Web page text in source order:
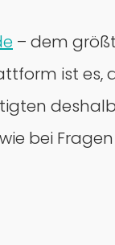
– dem
ist es,
bei Fragen